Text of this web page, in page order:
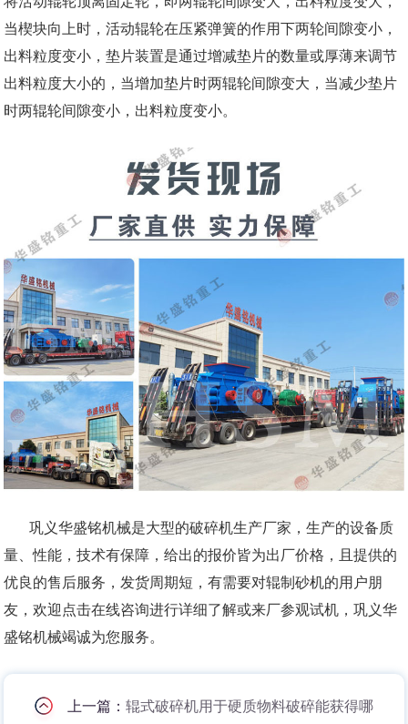
当楔块向上时，活动辊轮在压紧弹簧的作用下两轮间隙变小，
出料粒度变小，垫片装置是通过增减垫片的数量或厚薄来调节
出料粒度大小的，当增加垫片时两辊轮间隙变大，当减少垫片
时两辊轮间隙变小，出料粒度变小。
巩义华盛铭机械是大型的破碎机生产厂家，生产的设备质
量、性能，技术有保障，给出的报价皆为出厂价格，且提供的
优良的售后服务，发货周期短，有需要对辊制砂机的用户朋
友，欢迎点击在线咨询进行详细了解或来厂参观试机，巩义华
盛铭机械竭诚为您服务。
上一篇：辊式破碎机用于硬质物料破碎能获得哪